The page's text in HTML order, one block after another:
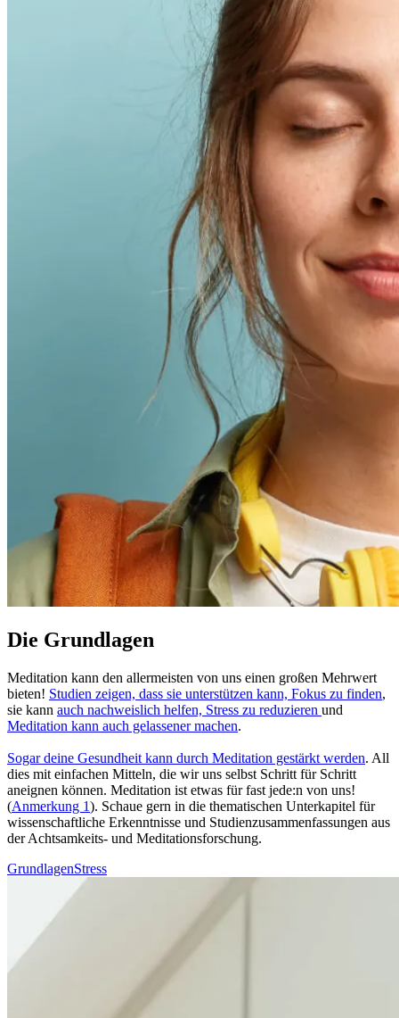
Die Grundlagen
Meditation kann den allermeisten von uns einen großen Mehrwert
bieten! Stu­dien zeigen, dass sie unterstützen kann, Fokus zu finden,
sie kann auch nachweislich helfen, Stress zu redu­zie­ren und
Meditation kann auch gelas­se­ner machen.
Sogar deine Gesund­heit kann durch Medi­ta­tion gestärkt werden. All
dies mit ein­fa­chen Mit­teln, die wir uns selbst Schritt für Schritt
aneignen können. Meditation ist etwas für fast jede:n von uns!
(Anmerkung 1). Schaue gern in die thematischen Unterkapitel für
wissenschaftliche Erkenntnisse und Studienzusammenfassungen aus
der Achtsamkeits- und Meditationsforschung.
GrundlagenStress